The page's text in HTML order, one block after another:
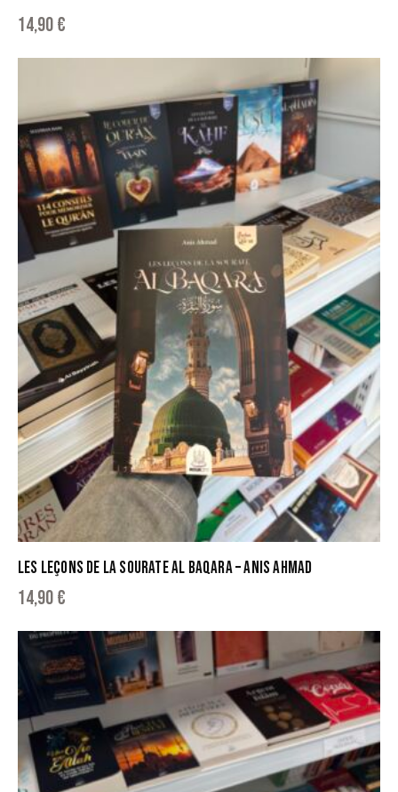
14,90€
LES LEÇONS DE LA SOURATE AL BAQARA – ANIS AHMAD
14,90€